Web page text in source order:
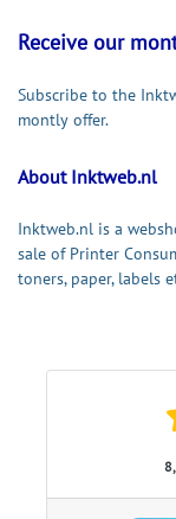
Receive our
Subscribe to the
montly offer.
About Inktweb.nl
Inktweb.nl is a
sale of Printer
toners, paper, labels